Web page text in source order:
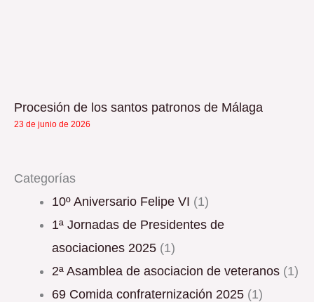
Procesión de los santos patronos de Málaga
23 de junio de 2026
Categorías
10º Aniversario Felipe VI (1)
1ª Jornadas de Presidentes de
asociaciones 2025 (1)
2ª Asamblea de asociacion de veteranos (1)
69 Comida confraternización 2025 (1)